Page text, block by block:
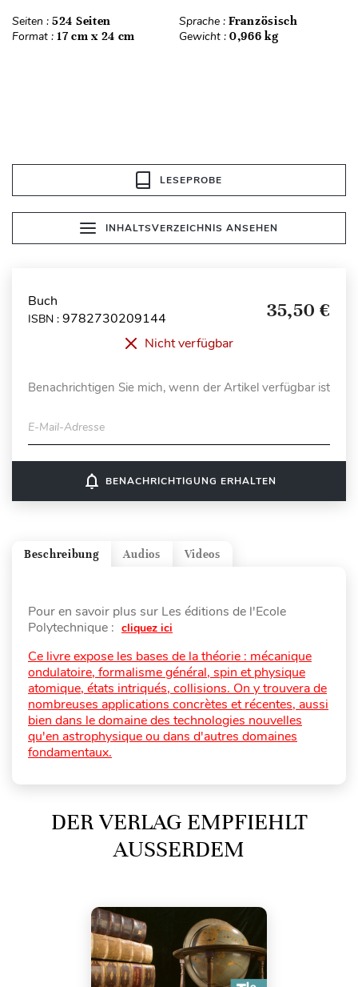
Seiten : 524 Seiten Sprache : Französisch
Format : 17 cm x 24 cm Gewicht : 0,966 kg
LESEPROBE
INHALTSVERZEICHNIS ANSEHEN
Buch
ISBN : 9782730209144 35,50 €
Nicht verfügbar
Benachrichtigen Sie mich, wenn der Artikel verfügbar ist
E-Mail-Adresse
notifications_none BENACHRICHTIGUNG ERHALTEN
Videos
Audios
Beschreibung
Pour en savoir plus sur Les éditions de l'Ecole
Polytechnique : cliquez ici
Ce livre expose les bases de la théorie : mécanique
ondulatoire, formalisme général, spin et physique
atomique, états intriqués, collisions. On y trouvera de
nombreuses applications concrètes et récentes, aussi
bien dans le domaine des technologies nouvelles
qu'en astrophysique ou dans d'autres domaines
fondamentaux.
DER VERLAG EMPFIEHLT
AUSSERDEM